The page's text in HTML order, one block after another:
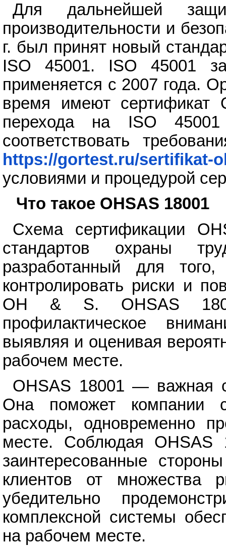
Для дальнейшей
производительности и
г. был принят новый
ISO 45001. ISO 45001
применяется с 2007 года.
время имеют сертификат
перехода на ISO
соответствовать
https://gortest.ru/sertifikat-
условиями и процедурой
Что такое OHSAS 18001
Схема сертификации
стандартов охраны
разработанный для
контролировать риски и
OH & S. OHSAS
профилактическое
выявляя и оценивая
рабочем месте.
OHSAS 18001 — важная
Она поможет компании
расходы, одновременно
месте. Соблюдая OHSAS
заинтересованные
клиентов от множества
убедительно
комплексной системы
на рабочем месте.